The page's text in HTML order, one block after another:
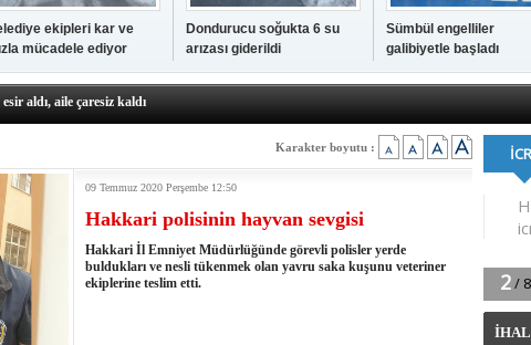
ekipleri kar ve
mücadele ediyor
Dondurucu soğukta 6 su
arızası giderildi
Sümbül engelliler
galibiyetle başladı
aldı, aile çaresiz kaldı
Başsavcısı Ufuk Turan görevine başladı
Gençlerimiz için geleceğe yatırım yapıyoruz
Raftingde Çifte Gurur
Işık'ın izini köylüler buldu
karşı aşılanıyor
ortasında kış manzarası
Vadisi'nde tarihi güreş finali
ve 26 il başkanını görevden aldı
Vadisi'nde şampiyonluk mücadelesi start aldı
Karakter boyutu :
09 Temmuz 2020 Perşembe 12:50
Hakkari polisinin hayvan sevgisi
Hakkari İl Emniyet Müdürlüğünde görevli polisler yerde
buldukları ve nesli tükenmek olan yavru saka kuşunu veteriner
ekiplerine teslim etti.